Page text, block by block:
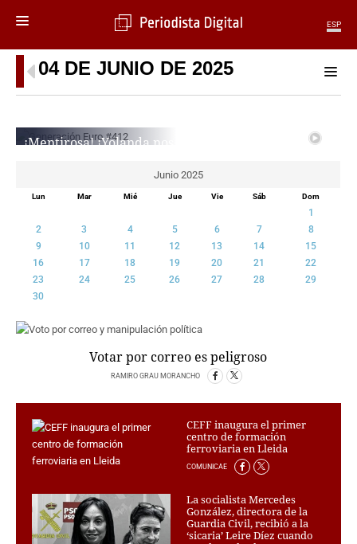
ESP
MENÚ
SECCIONES
MUNDO
DEPORTES
TECNOLOGÍA
CULTURA
TELEVISIÓN
OTRAS WEBS
CRIMEN Y CASTIGO
MOTOR
RELIGION
TRAVELLERS
EXPERTOS
SALUD
ESCAPARATE
24X7
04 DE JUNIO DE 2025
¡Mentirosa! ¡Yolanda nos
Junio 2025
Lun Mar Mié Jue Vie Sáb Dom
1
2
3 4 5 6 7
8
9
10 11 12 13 14
15
16
17 18 19 20 21
22
23
24 25 26 27 28
29
30
Votar por correo es peligroso
RAMIRO GRAU MORANCHO
CEFF inaugura el primer
centro de formación
ferroviaria en Lleida
COMUNICAE
La socialista Mercedes
González, directora de la
Guardia Civil, recibió a la
‘sicaria’ Leire Díez cuando